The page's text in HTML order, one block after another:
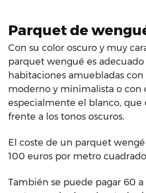
Parquet de
Con su color oscuro y muy
parquet wengué es adecuado
habitaciones amuebladas
moderno y minimalista o con
especialmente el blanco, que
frente a los tonos oscuros.
El coste de un parquet
100 euros por metro
También se puede pagar 60